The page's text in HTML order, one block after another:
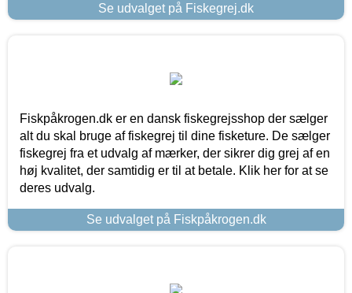
Se udvalget på Fiskegrej.dk
Fiskpåkrogen.dk er en dansk fiskegrejsshop der sælger
alt du skal bruge af fiskegrej til dine fisketure. De sælger
fiskegrej fra et udvalg af mærker, der sikrer dig grej af en
høj kvalitet, der samtidig er til at betale. Klik her for at se
deres udvalg.
Se udvalget på Fiskpåkrogen.dk